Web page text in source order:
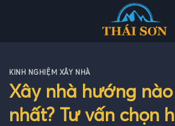
KINH NGHIỆM XÂY NHÀ
Xây nhà hướng
nhất? Tư vấn chọn